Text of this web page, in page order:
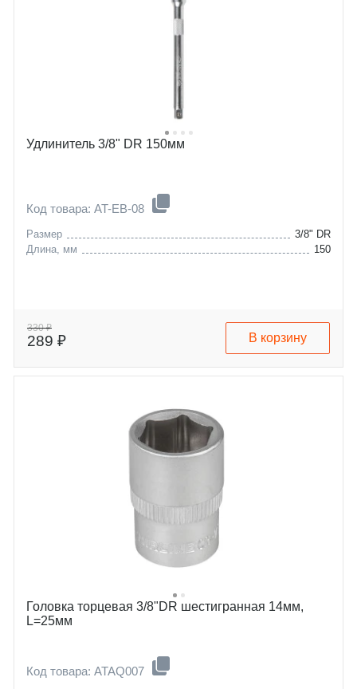
Удлинитель 3/8" DR 150мм
Код товара: AT-EB-08
Размер
3/8" DR
Длина, мм
150
330 ₽
289 ₽ В корзину
Головка торцевая 3/8"DR шестигранная 14мм,
L=25мм
Код товара: ATAQ007